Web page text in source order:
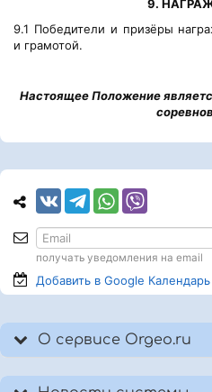
9.
9.1 Победители и призёры
и грамотой.
Настоящее Положение
получать уведомления на email
Добавить в Google Календарь
О сервисе Orgeo.ru